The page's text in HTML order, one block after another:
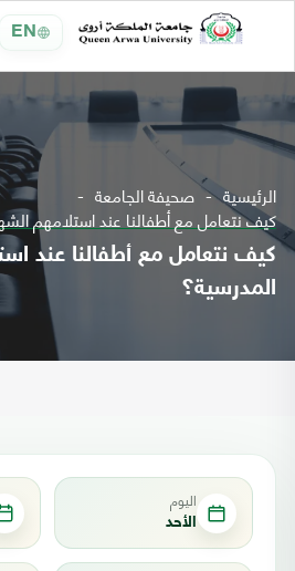
EN
الرئيسية صحيفة الجامعة
كيف نتعامل مع أطفالنا عند استلامهم
كيف نتعامل مع أطفالنا عند
المدرسية؟
اليوم
الأحد